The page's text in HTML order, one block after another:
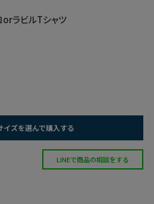
orラビルTシャツ
イズを選んで購入する
LINEで商品の相談をする